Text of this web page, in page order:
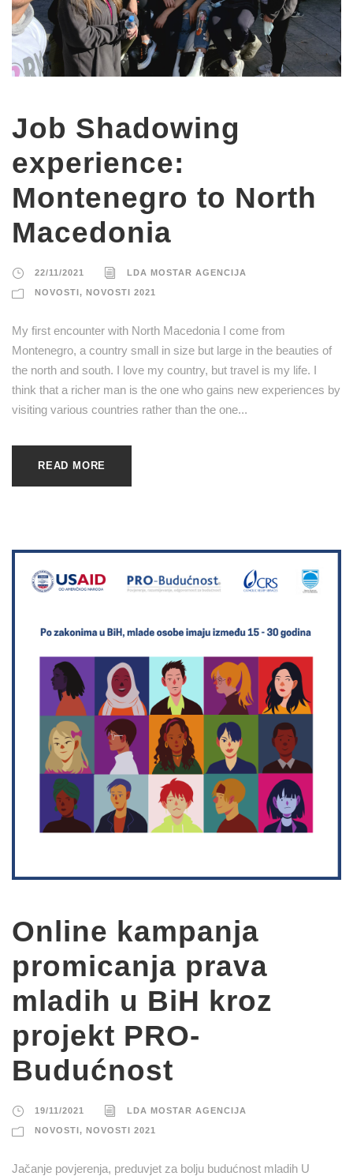
Job Shadowing
experience:
Montenegro to North
Macedonia
22/11/2021 LDA MOSTAR AGENCIJA
NOVOSTI, NOVOSTI 2021
My first encounter with North Macedonia I come from
Montenegro, a country small in size but large in the beauties of
the north and south. I love my country, but travel is my life. I
think that a richer man is the one who gains new experiences by
visiting various countries rather than the one...
READ MORE
Online kampanja
promicanja prava
mladih u BiH kroz
projekt PRO-
Budućnost
19/11/2021 LDA MOSTAR AGENCIJA
NOVOSTI, NOVOSTI 2021
Jačanje povjerenja, preduvjet za bolju budućnost mladih U